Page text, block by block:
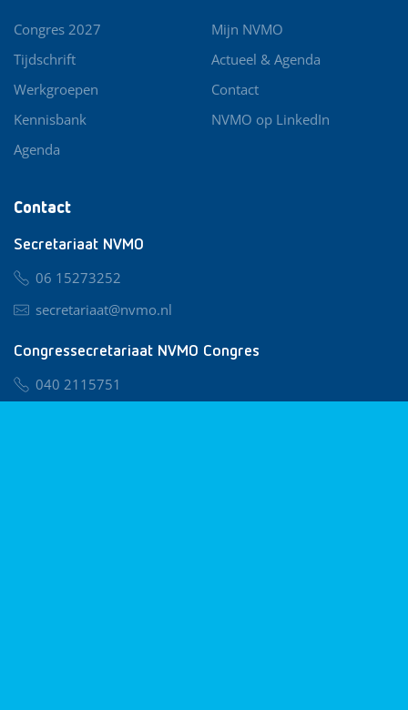
Contact
Secretariaat NVMO
06 15273252
secretariaat@nvmo.nl
Congressecretariaat NVMO Congres
040 2115751
Congres 2027
Tijdschrift
Werkgroepen
Kennisbank
Agenda
Mijn NVMO
Actueel & Agenda
Contact
NVMO op LinkedIn